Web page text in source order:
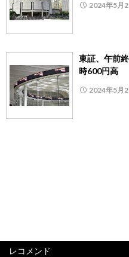
2024年5月
東証、午前
時600円高
2024年5月
レコメンド